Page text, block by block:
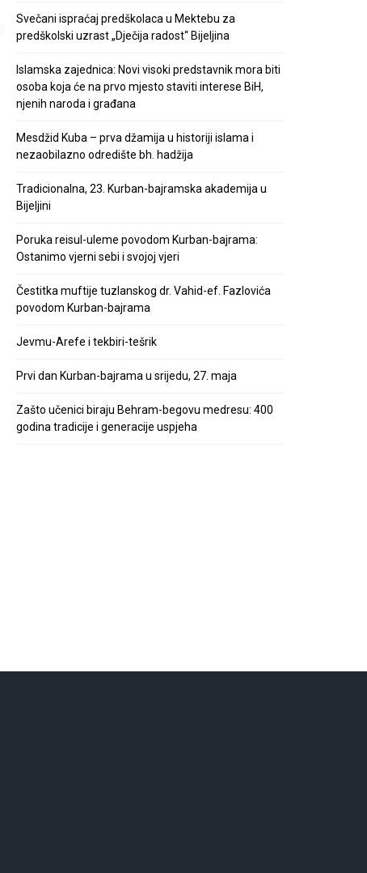
Svečani ispraćaj predškolaca u Mektebu za
predškolski uzrast „Dječija radost“ Bijeljina
Islamska zajednica: Novi visoki predstavnik mora biti
osoba koja će na prvo mjesto staviti interese BiH,
njenih naroda i građana
Mesdžid Kuba – prva džamija u historiji islama i
nezaobilazno odredište bh. hadžija
Tradicionalna, 23. Kurban-bajramska akademija u
Bijeljini
Poruka reisul-uleme povodom Kurban-bajrama:
Ostanimo vjerni sebi i svojoj vjeri
Čestitka muftije tuzlanskog dr. Vahid-ef. Fazlovića
povodom Kurban-bajrama
Jevmu-Arefe i tekbiri-tešrik
Prvi dan Kurban-bajrama u srijedu, 27. maja
Zašto učenici biraju Behram-begovu medresu: 400
godina tradicije i generacije uspjeha